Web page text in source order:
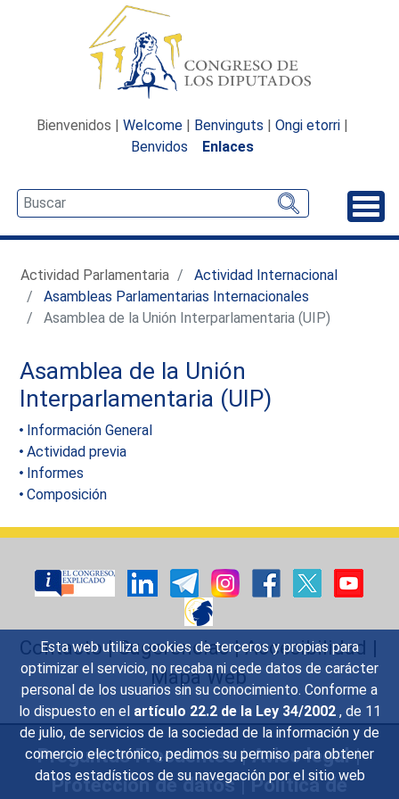
Esta web utiliza cookies de terceros y propias para
optimizar el servicio, no recaba ni cede datos de carácter
personal de los usuarios sin su conocimiento. Conforme a
lo dispuesto en el artículo 22.2 de la Ley 34/2002 , de 11
de julio, de servicios de la sociedad de la información y de
comercio electrónico, pedimos su permiso para obtener
datos estadísticos de su navegación por el sitio web
Bienvenidos | Welcome | Benvinguts | Ongi etorri |
Benvidos
Enlaces
Actividad Parlamentaria
Actividad Internacional
Asambleas Parlamentarias Internacionales
Asamblea de la Unión Interparlamentaria (UIP)
Asamblea de la Unión
Interparlamentaria (UIP)
Información General
Actividad previa
Informes
Composición
Contacto|Sugerencias|Accesibilidad |
Mapa Web
Preguntas Frecuentes|Aviso legal|
Protección de datos|Política de